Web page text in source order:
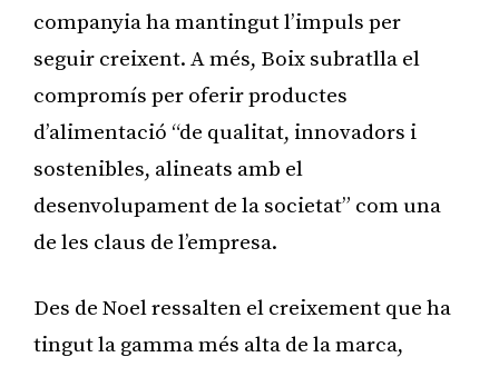
companyia ha mantingut l’impuls per
seguir creixent. A més, Boix subratlla el
compromís per oferir productes
d’alimentació “de qualitat, innovadors i
sostenibles, alineats amb el
desenvolupament de la societat” com una
de les claus de l’empresa.
Des de Noel ressalten el creixement que ha
tingut la gamma més alta de la marca,